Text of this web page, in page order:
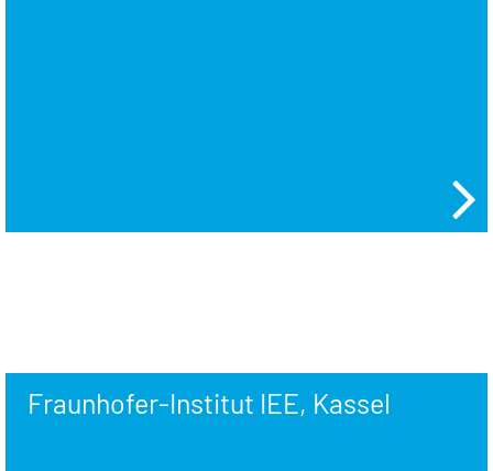
Fraunhofer-Institut IEE, Kassel